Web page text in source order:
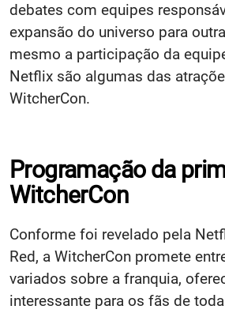
debates com equipes
expansão do universo para
mesmo a participação da
Netflix são algumas das
WitcherCon.
Programação da
WitcherCon
Conforme foi revelado pela
Red, a WitcherCon promete
variados sobre a franquia,
interessante para os fãs de